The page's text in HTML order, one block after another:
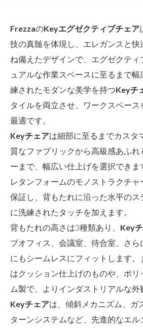
FrezzaのKeyエグゼクティブチェア
技の真髄を体現し、エレガンスと
ね備えたデザインで、エグゼクテ
ュアルな作業スペースに至るまで
練されたモダンな美学を持つKeyチ
タイルを両立させ、ワークスペース
最適です。
Keyチェアは細部に至るまでカスタ
質なファブリックから高級感あふ
ーまで、幅広い仕上げを選択できま
レタンフォームのモノストラクチ
保証し、背もたれに沿った水平のス
に洗練されたタッチを加えます。
背もたれの高さは3種類あり、 Key
ブオフィス、会議室、待合室、さら
にもシームレスにフィットします。
はクッション仕上げのものや、ポリ
ム製で、よりインダストリアルな外
Keyチェアは、傾斜メカニズム、ガ
ターンシステムなど、先進的なエ